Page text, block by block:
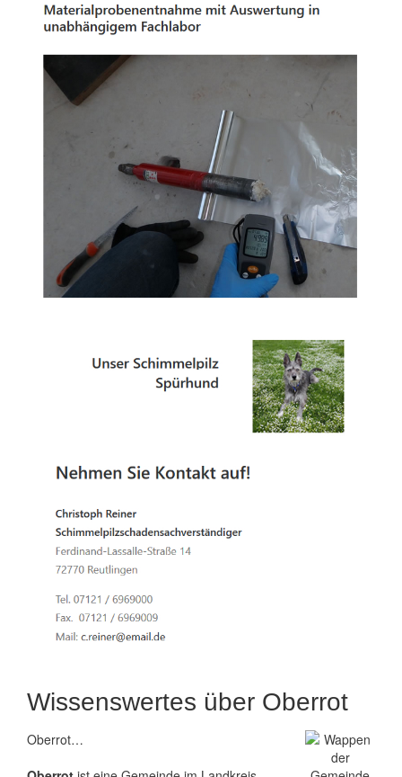
Wissenswertes über Oberrot
Oberrot…